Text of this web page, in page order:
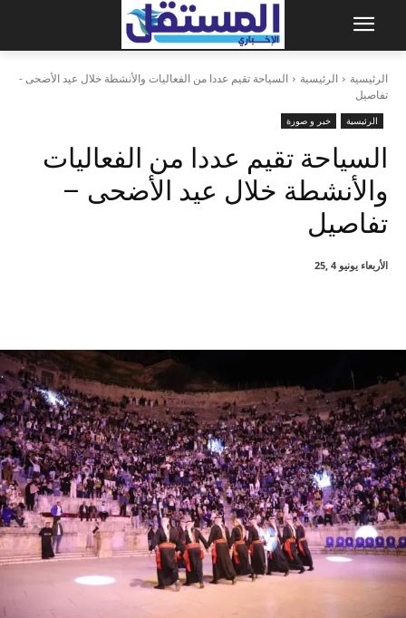
الرئيسية الرئيسية
السياحة تقيم عددا من الفعاليات والأنشطة خلال عيد الأضحى -
تفاصيل
الرئيسية خبر و صورة
السياحة تقيم عددا من الفعاليات
والأنشطة خلال عيد الأضحى –
تفاصيل
الأربعاء يونيو 4 ,25